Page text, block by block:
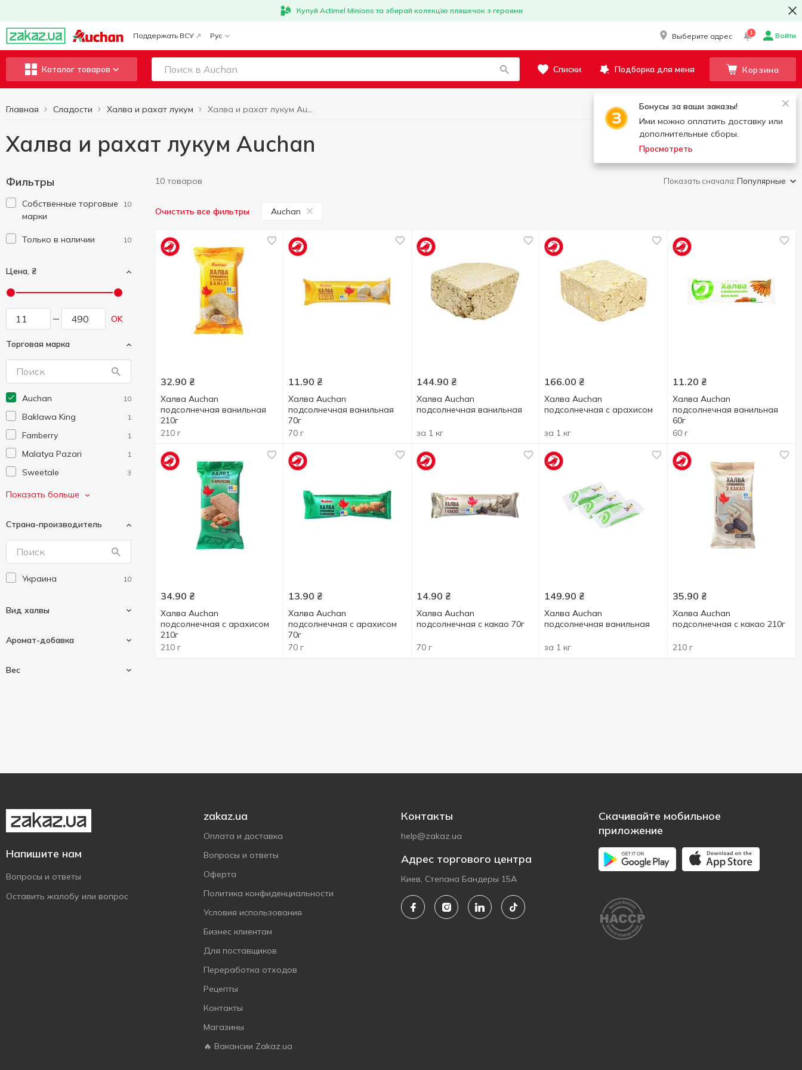
Купуй Actimel Minions та збирай колекцію пляшечок з героями
Поддержать ВСУ Рус Выберите адрес 1 Войти
Каталог товаров Списки Подборка для меня Корзина
Бонусы за ваши заказы!
Ими можно оплатить доставку или
дополнительные сборы.
Просмотреть
Главная Сладости Халва и рахат лукум Халва и рахат лукум Auchan
Халва и рахат лукум Auchan
Фильтры
Cобственные торговые
марки
10
Только в наличии 10
Цена, ₴
OK
Торговая марка
Auchan 10
Baklawa King 1
Famberry 1
Malatya Pazari 1
Sweetale 3
Tatlan
Без тм 6
Показать больше
Страна-производитель
Украина 10
Вид халвы
Аромат-добавка
Вес
10 товаров Показать сначала:Популярные
Очистить все фильтры Auchan
32.90 ₴
Халва Auchan
подсолнечная ванильная
210г
210 г
11.90 ₴
Халва Auchan
подсолнечная ванильная
70г
70 г
144.90 ₴
Халва Auchan
подсолнечная ванильная
за 1 кг
166.00 ₴
Халва Auchan
подсолнечная с арахисом
за 1 кг
11.20 ₴
Халва Auchan
подсолнечная ванильная
60г
60 г
34.90 ₴
Халва Auchan
подсолнечная с арахисом
210г
210 г
13.90 ₴
Халва Auchan
подсолнечная с арахисом
70г
70 г
14.90 ₴
Халва Auchan
подсолнечная с какао 70г
70 г
149.90 ₴
Халва Auchan
подсолнечная ванильная
за 1 кг
35.90 ₴
Халва Auchan
подсолнечная с какао 210г
210 г
Напишите нам
Вопросы и ответы
Оставить жалобу или вопрос
zakaz.ua
Оплата и доставка
Вопросы и ответы
Оферта
Политика конфиденциальности
Условия использования
Бизнес клиентам
Для поставщиков
Переработка отходов
Рецепты
Контакты
Магазины
🔥 Вакансии Zakaz.ua
Контакты
help@zakaz.ua
Адрес торгового центра
Киев, Степана Бандеры 15А
Скачивайте мобильное
приложение